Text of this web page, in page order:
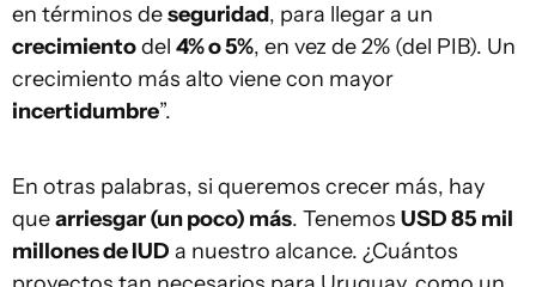
en términos deseguridad, para llegar a un
crecimientodel 4% o 5%, en vez de 2% (del PIB). Un
crecimiento más alto viene con mayor
incertidumbre”.
En otras palabras, si queremos crecer más, hay
quearriesgar (un poco) más. Tenemos USD 85 mil
millones de IUD a nuestro alcance. ¿Cuántos